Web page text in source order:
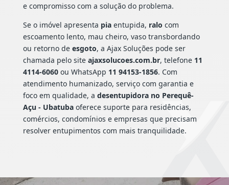
e compromisso com a solução do problema.
Se o imóvel apresenta piaentupida, ralo com
escoamento lento, mau cheiro, vaso transbordando
ou retorno de esgoto, a Ajax Soluções pode ser
chamada pelo site ajaxsolucoes.com.br, telefone 11
4114-6060ou WhatsApp 11 94153-1856. Com
atendimento humanizado, serviço com garantia e
foco em qualidade, a desentupidora no Perequê-
Açu - Ubatubaoferece suporte para residências,
comércios, condomínios e empresas que precisam
resolver entupimentos com mais tranquilidade.